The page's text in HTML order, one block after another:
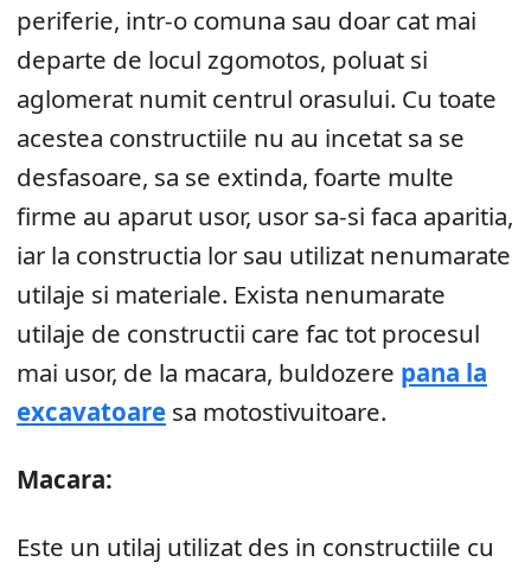
periferie, intr-o comuna sau doar cat mai
departe de locul zgomotos, poluat si
aglomerat numit centrul orasului. Cu toate
acestea constructiile nu au incetat sa se
desfasoare, sa se extinda, foarte multe
firme au aparut usor, usor sa-si faca aparitia,
iar la constructia lor sau utilizat nenumarate
utilaje si materiale. Exista nenumarate
utilaje de constructii care fac tot procesul
mai usor, de la macara, buldozere pana la
excavatoare sa motostivuitoare.
Macara:
Este un utilaj utilizat des in constructiile cu